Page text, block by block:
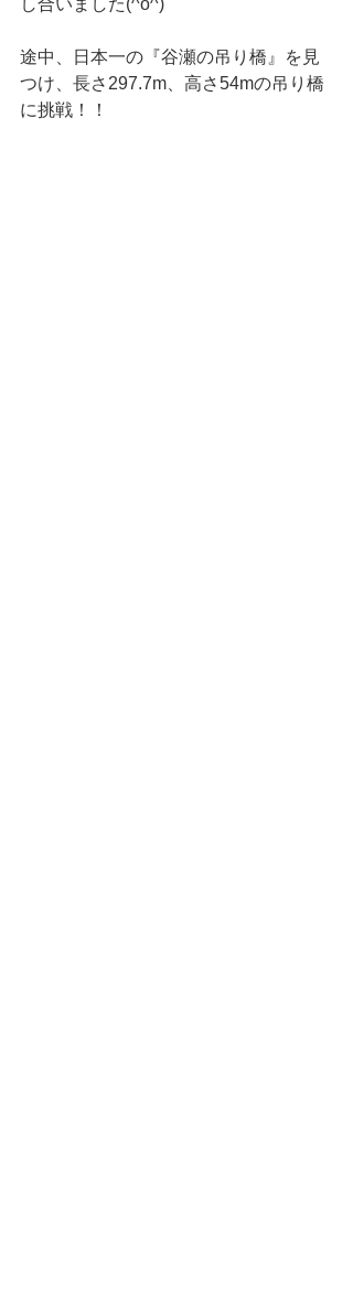
途中、日本一の『谷瀬の吊り橋』を見
つけ、長さ297.7m、高さ54mの吊り橋
に挑戦！！